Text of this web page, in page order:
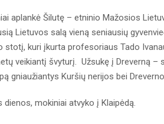
aplankė Šilutę – etninio Mažosios
Lietuvos salą vieną seniausių
stotį, kuri įkurta profesoriaus Tado
veikiantį švyturį. Užsukę į Dreverną –
gniaužiantys Kuršių nerijos bei
mokiniai atvyko į Klaipėdą.